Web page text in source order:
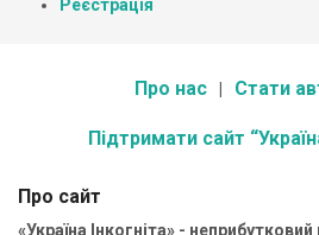
Реєстрація
Про нас Стати
Підтримати сайт
Про сайт
«Україна Інкогніта» -